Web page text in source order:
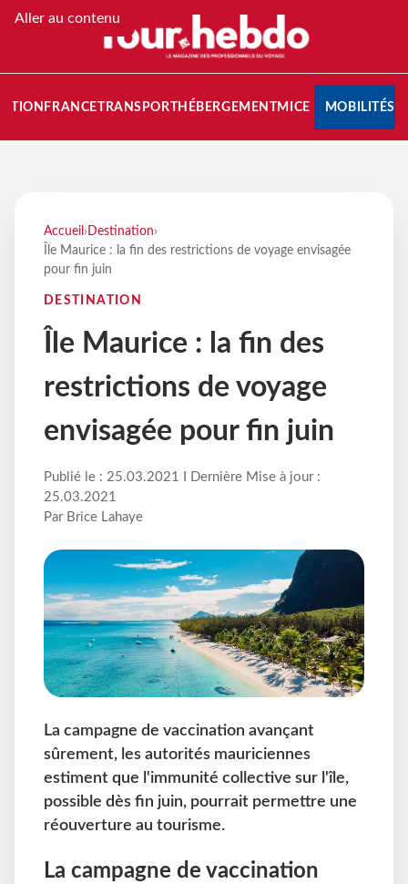
Aller au contenu
FRANCETRANSPORT HÉBERGEMENTMICE MOBILITÉS
Accueil › Destination›
Île Maurice : la fin des restrictions de voyage envisagée
pour fin juin
DESTINATION
Île Maurice : la fin des
restrictions de voyage
envisagée pour fin juin
Publié le : 25.03.2021 I Dernière Mise à jour :
25.03.2021
Par Brice Lahaye
La campagne de vaccination avançant
sûrement, les autorités mauriciennes
estiment que l'immunité collective sur l'île,
possible dès fin juin, pourrait permettre une
réouverture au tourisme.
La campagne de vaccination